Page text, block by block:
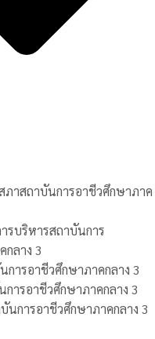
ภาสถาบันการอาชีวศึกษาภาค
รบริหารสถาบันการ
กลาง 3
การอาชีวศึกษาภาคกลาง 3
ารอาชีวศึกษาภาคกลาง 3
นการอาชีวศึกษาภาคกลาง 3